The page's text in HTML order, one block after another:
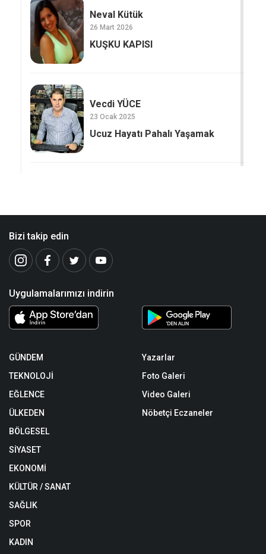
Neval Kütük
26 Mart 2026
KUŞKU KAPISI
Vecdi YÜCE
23 Ocak 2025
Ucuz Hayatı Pahalı Yaşamak
Bizi takip edin
Uygulamalarımızı indirin
GÜNDEM
TEKNOLOJİ
EĞLENCE
ÜLKEDEN
BÖLGESEL
SİYASET
EKONOMİ
KÜLTÜR / SANAT
SAĞLIK
SPOR
KADIN
Yazarlar
Foto Galeri
Video Galeri
Nöbetçi Eczaneler